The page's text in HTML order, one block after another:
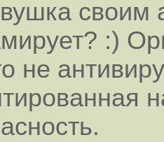
своим
:)
не